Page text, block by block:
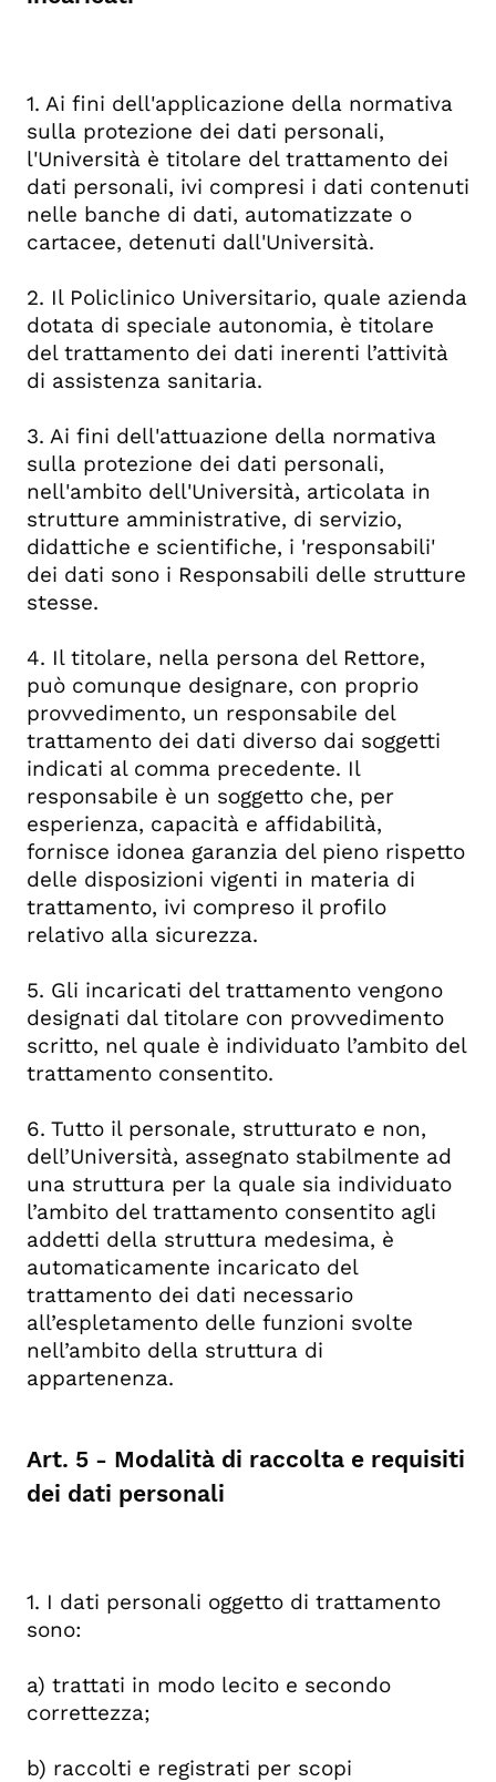
1. Ai fini dell'applicazione della normativa
sulla protezione dei dati personali,
l'Università è titolare del trattamento dei
dati personali, ivi compresi i dati contenuti
nelle banche di dati, automatizzate o
cartacee, detenuti dall'Università.
2. Il Policlinico Universitario, quale azienda
dotata di speciale autonomia, è titolare
del trattamento dei dati inerenti l’attività
di assistenza sanitaria.
3. Ai fini dell'attuazione della normativa
sulla protezione dei dati personali,
nell'ambito dell'Università, articolata in
strutture amministrative, di servizio,
didattiche e scientifiche, i 'responsabili'
dei dati sono i Responsabili delle strutture
stesse.
4. Il titolare, nella persona del Rettore,
può comunque designare, con proprio
provvedimento, un responsabile del
trattamento dei dati diverso dai soggetti
indicati al comma precedente. Il
responsabile è un soggetto che, per
esperienza, capacità e affidabilità,
fornisce idonea garanzia del pieno rispetto
delle disposizioni vigenti in materia di
trattamento, ivi compreso il profilo
relativo alla sicurezza.
5. Gli incaricati del trattamento vengono
designati dal titolare con provvedimento
scritto, nel quale è individuato l’ambito del
trattamento consentito.
6. Tutto il personale, strutturato e non,
dell’Università, assegnato stabilmente ad
una struttura per la quale sia individuato
l’ambito del trattamento consentito agli
addetti della struttura medesima, è
automaticamente incaricato del
trattamento dei dati necessario
all’espletamento delle funzioni svolte
nell’ambito della struttura di
appartenenza.
Art. 5 - Modalità di raccolta e requisiti
dei dati personali
1. I dati personali oggetto di trattamento
sono:
a) trattati in modo lecito e secondo
correttezza;
b) raccolti e registrati per scopi